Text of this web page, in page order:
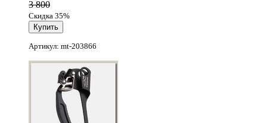
3 800
Скидка 35%
Артикул: mt-203866